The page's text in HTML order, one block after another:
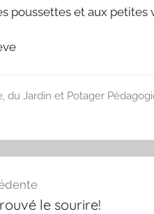
poussettes et aux petites
du Jardin et Potager
le sourire!